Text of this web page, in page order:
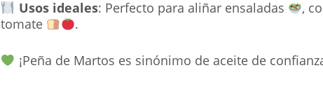
Usos ideales: Perfecto para aliñar ensaladas ,
tomate
.
¡Peña de Martos es sinónimo de aceite de